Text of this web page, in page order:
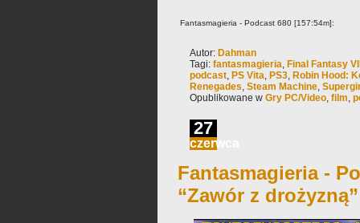
Fantasmagieria - Podcast 680 [157:54m]:
Autor: Dahman
Tagi: fantasmagieria, Final Fantasy
podcast, PS Vita, PS3, Robin Hood:
Renegades, Steam Machine,
Opublikowane w Gry PC/Video, film,
27
czerwca
Fantasmagieria -
“Zawór z drożyzną”